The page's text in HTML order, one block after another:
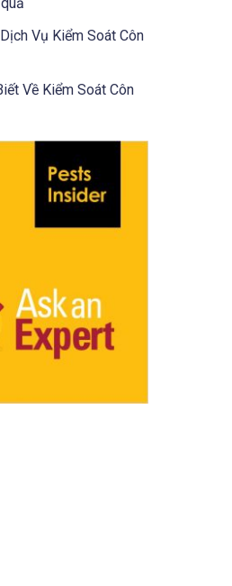
Vụ Kiểm Soát Côn
Về Kiểm Soát Côn